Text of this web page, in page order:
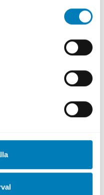
svenska företag,
genom att